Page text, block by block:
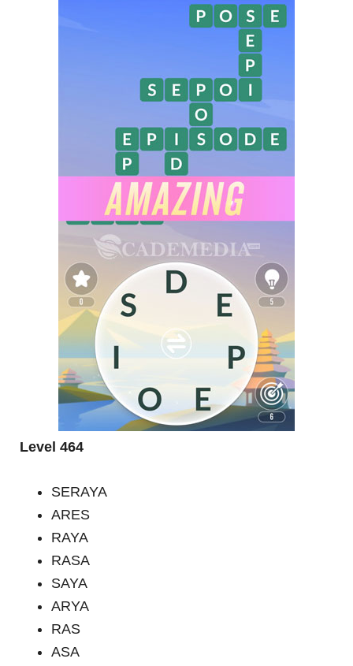
Level 464
SERAYA
ARES
RAYA
RASA
SAYA
ARYA
RAS
ASA